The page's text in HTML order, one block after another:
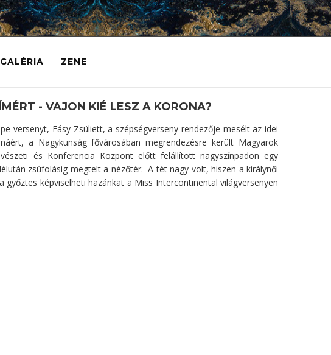
ZENE
- VAJON KIÉ LESZ A KORONA?
versenyt, Fásy Zsüliett, a szépségverseny rendezője mesélt az idei
a Nagykunság fővárosában megrendezésre került Magyarok
és Konferencia Központ előtt felállított nagyszínpadon egy
zsúfolásig megtelt a nézőtér. A tét nagy volt, hiszen a királynői
képviselheti hazánkat a Miss Intercontinental világversenyen